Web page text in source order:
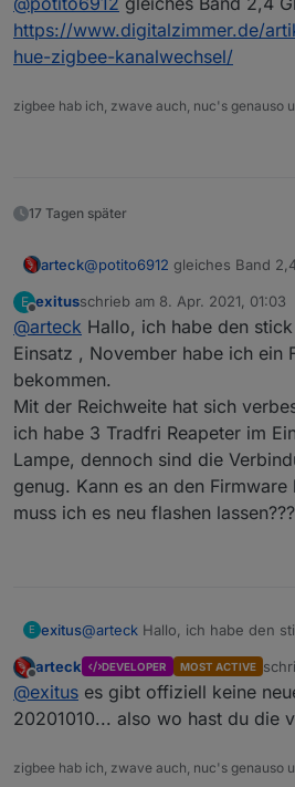
keinen Einfluss auf
arteck
Stick/Platine:
überlichen
auch des Nachbarn
... verstehe ich
https://www.digitalzimmer.de/
hue-zigbee-kanalwechsel/
zigbee hab ich, zwave auch, nuc's genauso
17 Tagen später
arteck@potito6912 gleiches Band
hue-zigbee-kanalwechsel/
E
Offline
exitusschrieb am 8. Apr. 2021, 01:03
zuletzt editiert von
@arteck Hallo, ich habe den
Einsatz , November habe ich ein
bekommen.
Mit der Reichweite hat sich
ich habe 3 Tradfri Reapeter im
Lampe, dennoch sind die
genug. Kann es an den
muss ich es neu flashen lassen???
E exitus@arteck Hallo, ich habe den
bekommen.
Mit der Reichweite hat sich
ich habe 3 Tradfri Reapeter im
muss ich es neu flashen
Offline
arteck DEVELOPER MOST ACTIVE
@exitus es gibt offiziell keine
20201010... also wo hast du die
zigbee hab ich, zwave auch, nuc's genauso